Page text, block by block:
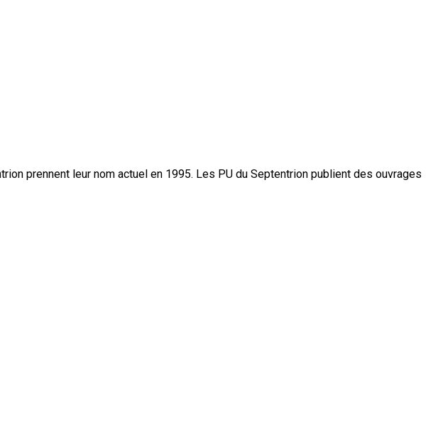
prennent leur nom actuel en 1995. Les PU du Septentrion publient des ouvrages